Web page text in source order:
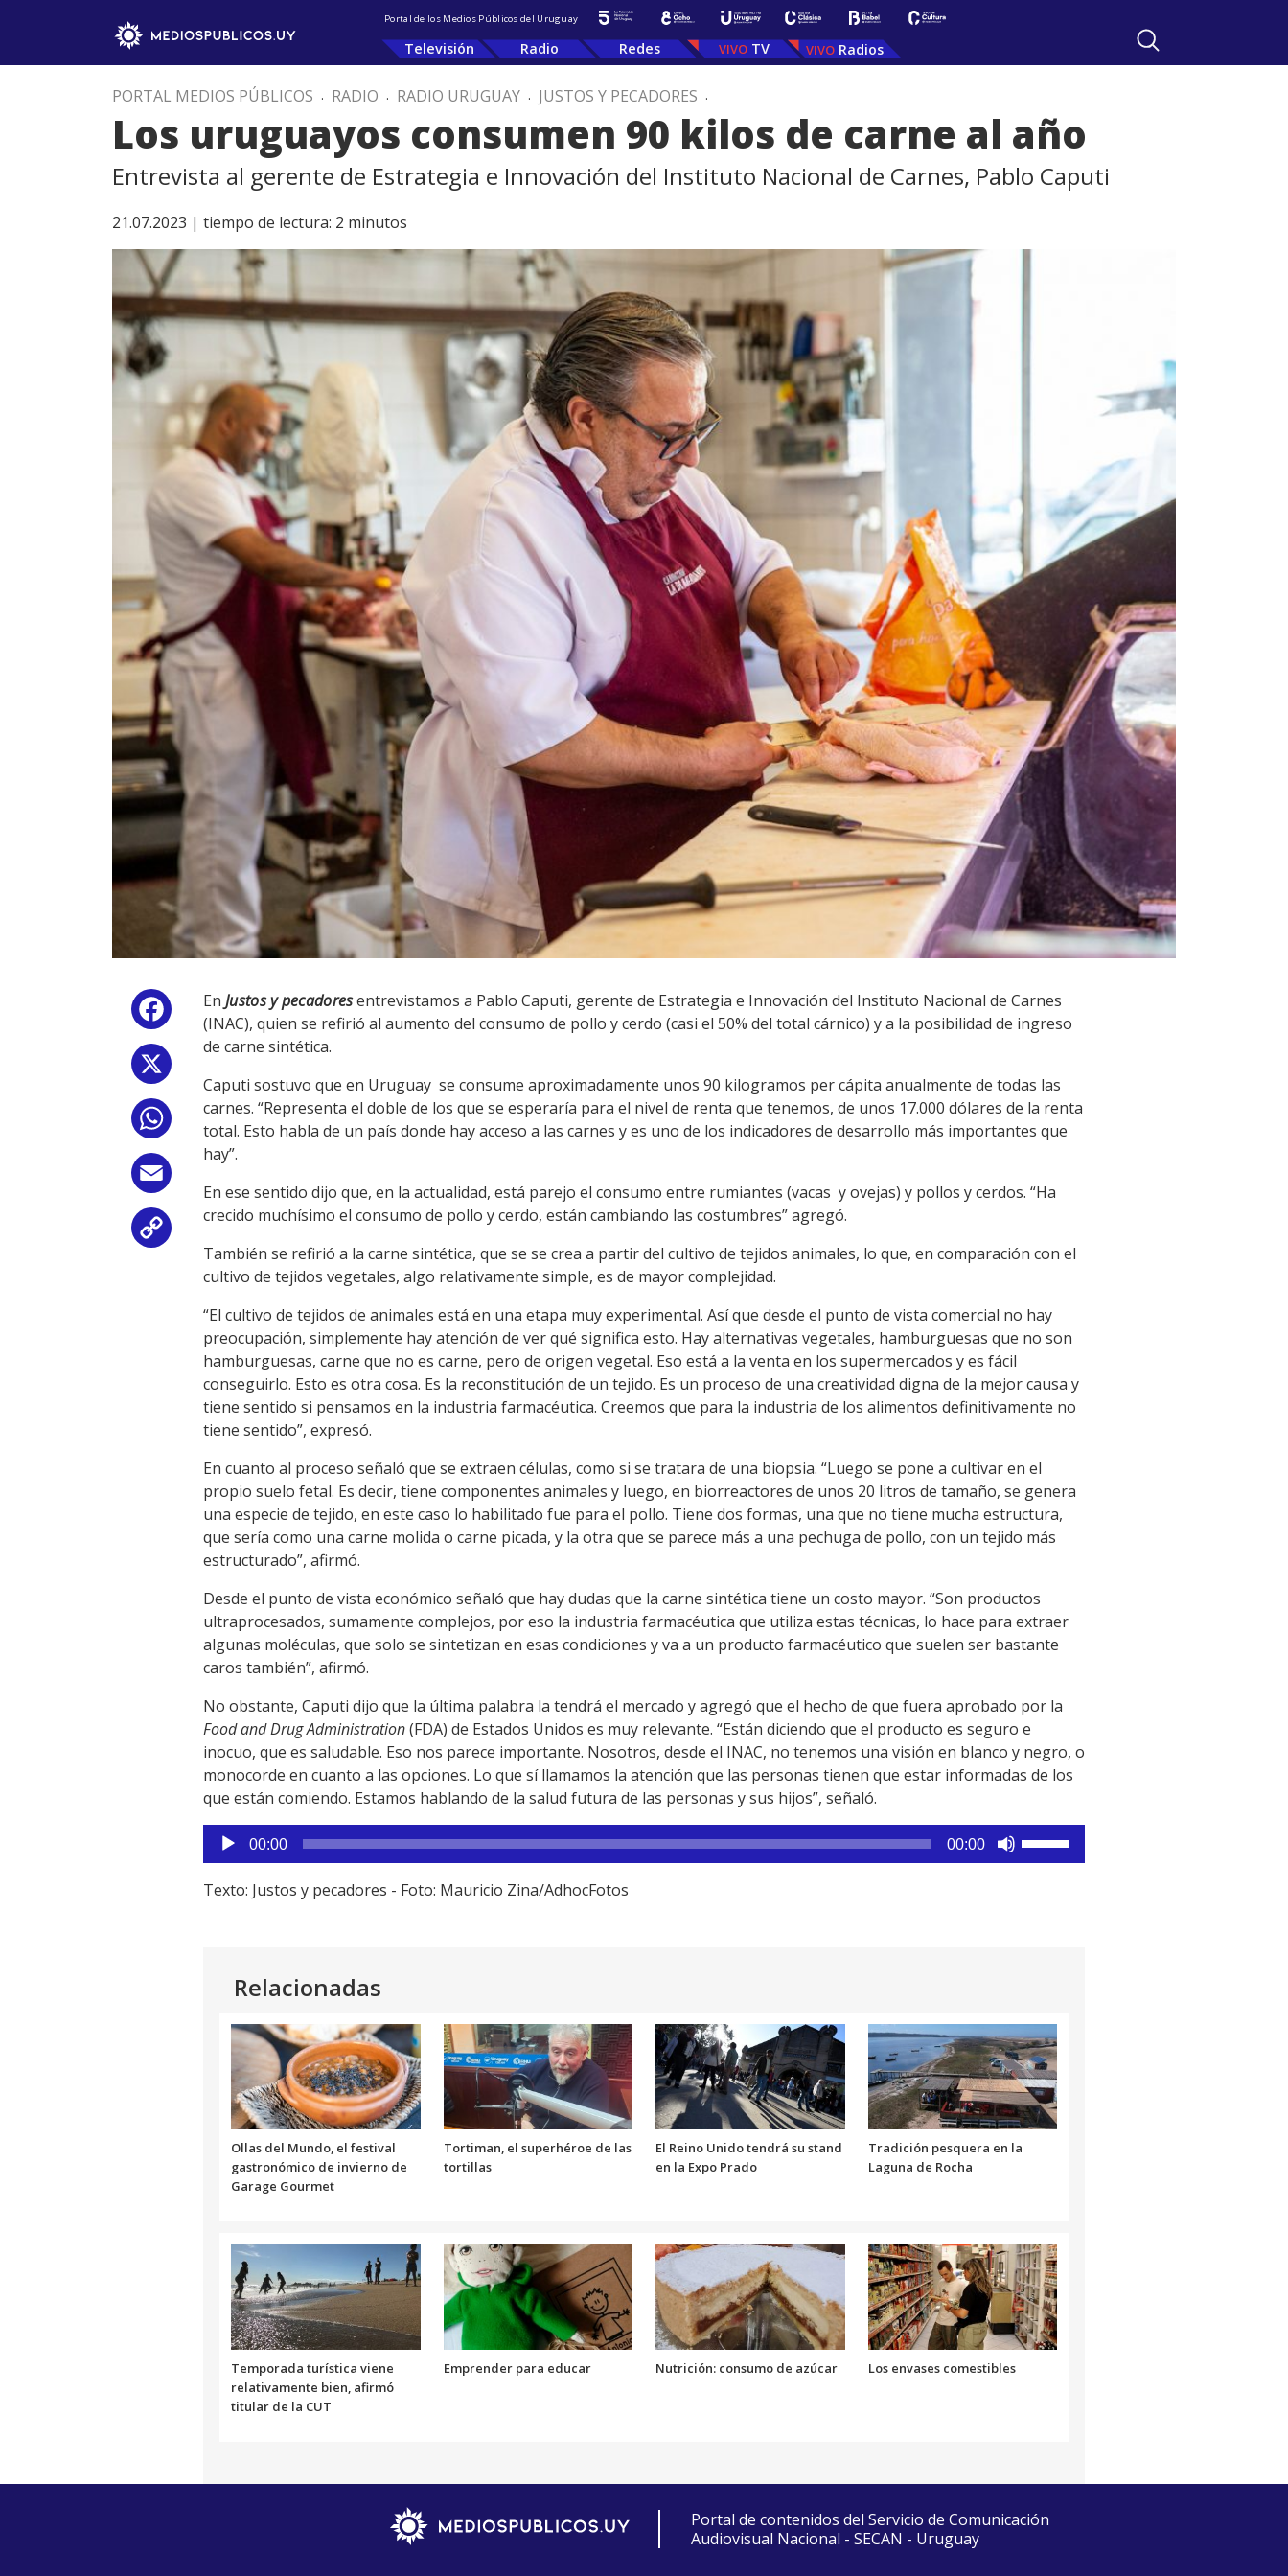
Portal de los Medios Públicos del Uruguay
Televisión Radio Redes TV Radios
PORTAL MEDIOS PÚBLICOS . RADIO . RADIO URUGUAY . JUSTOS Y PECADORES .
Los uruguayos consumen 90 kilos de carne al año
Entrevista al gerente de Estrategia e Innovación del Instituto Nacional de Carnes, Pablo Caputi
21.07.2023 | tiempo de lectura: 2 minutos
Facebook
WhatsApp
Link
En Justos y pecadoresentrevistamos a Pablo Caputi, gerente de Estrategia e Innovación del Instituto Nacional de Carnes
(INAC), quien se refirió al aumento del consumo de pollo y cerdo (casi el 50% del total cárnico) y a la posibilidad de ingreso
de carne sintética.
Caputi sostuvo que en Uruguay se consume aproximadamente unos 90 kilogramos per cápita anualmente de todas las
carnes. “Representa el doble de los que se esperaría para el nivel de renta que tenemos, de unos 17.000 dólares de la renta
total. Esto habla de un país donde hay acceso a las carnes y es uno de los indicadores de desarrollo más importantes que
hay”.
En ese sentido dijo que, en la actualidad, está parejo el consumo entre rumiantes (vacas y ovejas) y pollos y cerdos. “Ha
crecido muchísimo el consumo de pollo y cerdo, están cambiando las costumbres” agregó.
También se refirió a la carne sintética, que se se crea a partir del cultivo de tejidos animales, lo que, en comparación con el
cultivo de tejidos vegetales, algo relativamente simple, es de mayor complejidad.
“El cultivo de tejidos de animales está en una etapa muy experimental. Así que desde el punto de vista comercial no hay
preocupación, simplemente hay atención de ver qué significa esto. Hay alternativas vegetales, hamburguesas que no son
hamburguesas, carne que no es carne, pero de origen vegetal. Eso está a la venta en los supermercados y es fácil
conseguirlo. Esto es otra cosa. Es la reconstitución de un tejido. Es un proceso de una creatividad digna de la mejor causa y
tiene sentido si pensamos en la industria farmacéutica. Creemos que para la industria de los alimentos definitivamente no
tiene sentido”, expresó.
En cuanto al proceso señaló que se extraen células, como si se tratara de una biopsia. “Luego se pone a cultivar en el
propio suelo fetal. Es decir, tiene componentes animales y luego, en biorreactores de unos 20 litros de tamaño, se genera
una especie de tejido, en este caso lo habilitado fue para el pollo. Tiene dos formas, una que no tiene mucha estructura,
que sería como una carne molida o carne picada, y la otra que se parece más a una pechuga de pollo, con un tejido más
estructurado”, afirmó.
Desde el punto de vista económico señaló que hay dudas que la carne sintética tiene un costo mayor. “Son productos
ultraprocesados, sumamente complejos, por eso la industria farmacéutica que utiliza estas técnicas, lo hace para extraer
algunas moléculas, que solo se sintetizan en esas condiciones y va a un producto farmacéutico que suelen ser bastante
caros también”, afirmó.
No obstante, Caputi dijo que la última palabra la tendrá el mercado y agregó que el hecho de que fuera aprobado por la
Food and Drug Administration(FDA) de Estados Unidos es muy relevante. “Están diciendo que el producto es seguro e
inocuo, que es saludable. Eso nos parece importante. Nosotros, desde el INAC, no tenemos una visión en blanco y negro, o
monocorde en cuanto a las opciones. Lo que sí llamamos la atención que las personas tienen que estar informadas de los
que están comiendo. Estamos hablando de la salud futura de las personas y sus hijos”, señaló.
Reproductor
de
audio
00:00 00:00
disminuir
el
volumen.
Texto: Justos y pecadores - Foto: Mauricio Zina/AdhocFotos
Relacionadas
Ollas del Mundo, el festival
gastronómico de invierno de
Garage Gourmet
Tortiman, el superhéroe de las
tortillas
El Reino Unido tendrá su stand
en la Expo Prado
Tradición pesquera en la
Laguna de Rocha
Temporada turística viene
relativamente bien, afirmó
titular de la CUT
Emprender para educar Nutrición: consumo de azúcar Los envases comestibles
Portal de contenidos del Servicio de Comunicación
Audiovisual Nacional - SECAN - Uruguay